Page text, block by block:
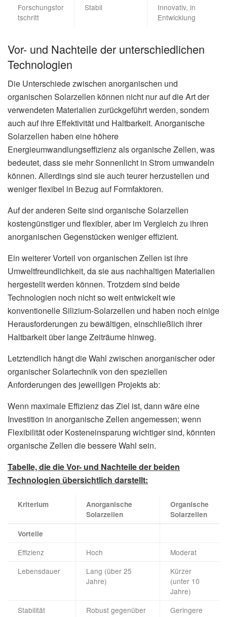
Forschungsfor
tschritt
Stabil
Innovativ, in
Entwicklung
Vor- und Nachteile der unterschiedlichen
Technologien
Die Unterschiede zwischen anorganischen und
organischen Solarzellen können nicht nur auf die Art der
verwendeten Materialien zurückgeführt werden, sondern
auch auf ihre Effektivität und Haltbarkeit. Anorganische
Solarzellen haben eine höhere
Energieumwandlungseffizienz als organische Zellen, was
bedeutet, dass sie mehr Sonnenlicht in Strom umwandeln
können. Allerdings sind sie auch teurer herzustellen und
weniger flexibel in Bezug auf Formfaktoren.
Auf der anderen Seite sind organische Solarzellen
kostengünstiger und flexibler, aber im Vergleich zu ihren
anorganischen Gegenstücken weniger effizient.
Ein weiterer Vorteil von organischen Zellen ist ihre
Umweltfreundlichkeit, da sie aus nachhaltigen Materialien
hergestellt werden können. Trotzdem sind beide
Technologien noch nicht so weit entwickelt wie
konventionelle Silizium-Solarzellen und haben noch einige
Herausforderungen zu bewältigen, einschließlich ihrer
Haltbarkeit über lange Zeiträume hinweg.
Letztendlich hängt die Wahl zwischen anorganischer oder
organischer Solartechnik von den speziellen
Anforderungen des jeweiligen Projekts ab:
Wenn maximale Effizienz das Ziel ist, dann wäre eine
Investition in anorganische Zellen angemessen; wenn
Flexibilität oder Kosteneinsparung wichtiger sind, könnten
organische Zellen die bessere Wahl sein.
Tabelle, die die Vor- und Nachteile der beiden
Technologien übersichtlich darstellt:
Kriterium
Anorganische
Solarzellen
Organische
Solarzellen
Vorteile
Effizienz Hoch
Moderat
Lebensdauer
Lang (über 25
Jahre)
Kürzer
(unter 10
Jahre)
Stabilität
Robust gegenüber
Geringere